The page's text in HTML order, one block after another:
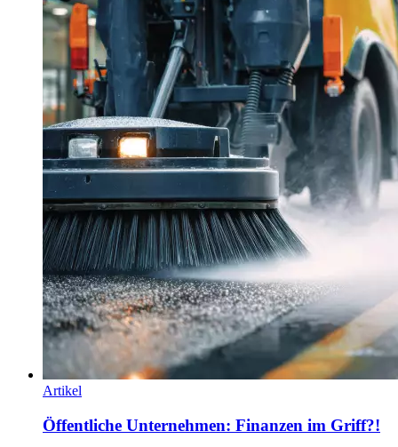
Artikel
Öffentliche Unternehmen: Finanzen im Griff?!